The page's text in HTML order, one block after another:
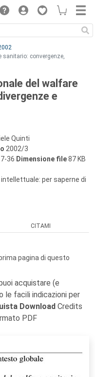
sanitario: convergenze,
del walfare
e
Quinti
2002/3
36 Dimensione file87 KB
intellettuale: per saperne di
CITAMI
pagina di questo
acquistare (e
le facili indicazioni per
Download Credits
PDF